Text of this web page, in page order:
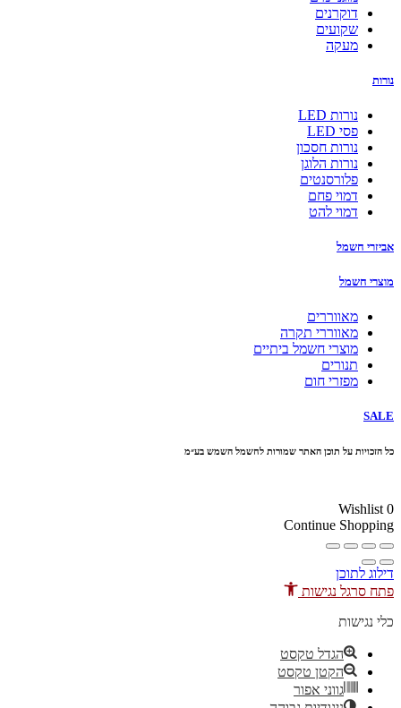
דוקרנים
שקועים
מעקה
נורות
נורות LED
פסי LED
נורות חסכון
נורות הלוגן
פלורסנטים
דמוי פחם
דמוי להט
אביזרי חשמל
מוצרי חשמל
מאווררים
מאווררי תקרה
מוצרי חשמל ביתיים
תנורים
מפזרי חום
SALE
כל הזכויות על תוכן האתר שמורות לחשמל השמש בע״מ
Wishlist 0
Continue Shopping
דילוג לתוכן
פתח סרגל נגישות
כלי נגישות
הגדל טקסט
הקטן טקסט
גווני אפור